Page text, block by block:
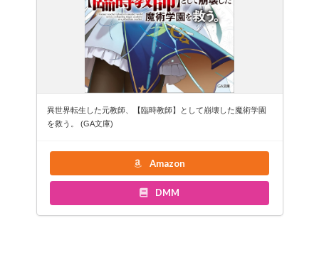
異世界転生した元教師、【臨時教師】として崩壊した魔術学園
を救う。 (GA文庫)
Amazon
DMM